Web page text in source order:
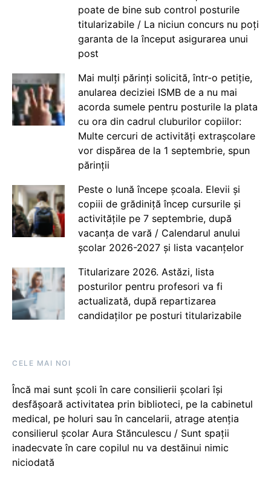
poate de bine sub control posturile
titularizabile / La niciun concurs nu poți
garanta de la început asigurarea unui
post
Mai mulți părinți solicită, într-o petiție,
anularea deciziei ISMB de a nu mai
acorda sumele pentru posturile la plata
cu ora din cadrul cluburilor copiilor:
Multe cercuri de activități extrașcolare
vor dispărea de la 1 septembrie, spun
părinții
Peste o lună începe școala. Elevii și
copiii de grădiniță încep cursurile și
activitățile pe 7 septembrie, după
vacanța de vară / Calendarul anului
școlar 2026-2027 și lista vacanțelor
Titularizare 2026. Astăzi, lista
posturilor pentru profesori va fi
actualizată, după repartizarea
candidaților pe posturi titularizabile
CELE MAI NOI
Încă mai sunt școli în care consilierii școlari își
desfășoară activitatea prin biblioteci, pe la cabinetul
medical, pe holuri sau în cancelarii, atrage atenția
consilierul școlar Aura Stănculescu / Sunt spații
inadecvate în care copilul nu va destăinui nimic
niciodată